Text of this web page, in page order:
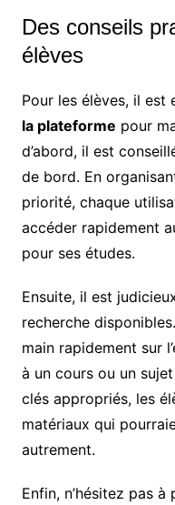
Des conseils
élèves
Pour les élèves, il est
la plateforme pour
d’abord, il est
de bord. En
priorité, chaque
accéder rapidement
pour ses études.
Ensuite, il est
recherche
main rapidement sur
à un cours ou un
clés appropriés, les
matériaux qui
autrement.
Enfin, n’hésitez pas